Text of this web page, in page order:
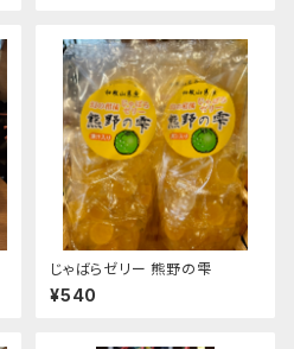
じゃばらゼリー 熊野の雫
¥540